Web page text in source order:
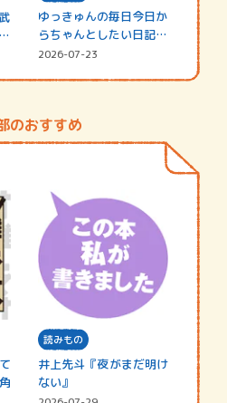
ゆっきゅんの毎日今日か
らちゃんとしたい日記
☆202…
2026-07-23
のおすすめ
読みもの
井上先斗『夜がまだ明け
ない』